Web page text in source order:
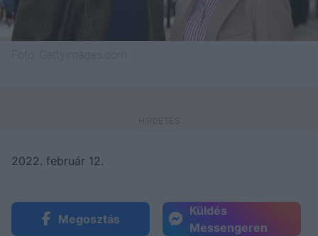
2022. február 12.
Megosztás
Küldés
Messengeren